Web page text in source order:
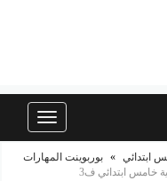
Toggle
ابتدائي » بوربوينت المهارات
خامس ابتدائي ف3